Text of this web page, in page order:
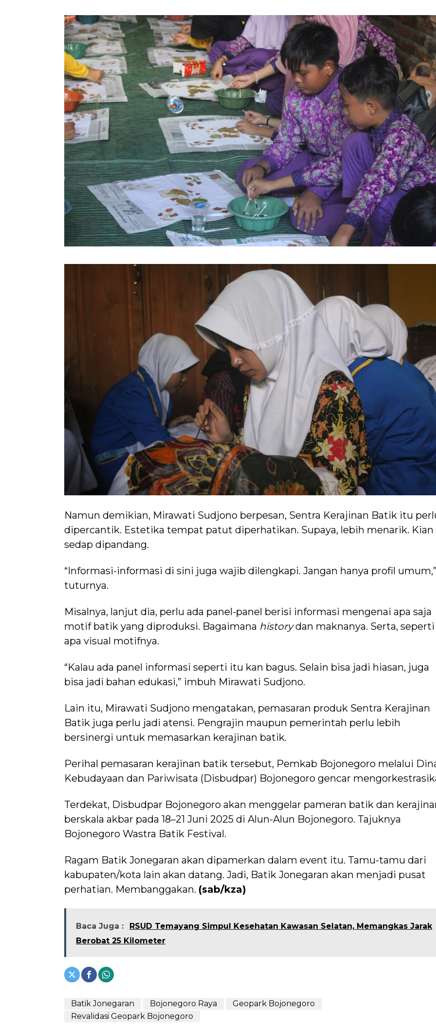
Namun demikian, Mirawati Sudjono berpesan, Sentra Kerajinan Batik itu
dipercantik. Estetika tempat patut diperhatikan. Supaya, lebih menarik. Kian
sedap dipandang.
“Informasi-informasi di sini juga wajib dilengkapi. Jangan hanya profil
tuturnya.
Misalnya, lanjut dia, perlu ada panel-panel berisi informasi mengenai apa saja
motif batik yang diproduksi. Bagaimana historydan maknanya. Serta, seperti
apa visual motifnya.
“Kalau ada panel informasi seperti itu kan bagus. Selain bisa jadi hiasan, juga
bisa jadi bahan edukasi,” imbuh Mirawati Sudjono.
Lain itu, Mirawati Sudjono mengatakan, pemasaran produk Sentra Kerajinan
Batik juga perlu jadi atensi. Pengrajin maupun pemerintah perlu lebih
bersinergi untuk memasarkan kerajinan batik.
Perihal pemasaran kerajinan batik tersebut, Pemkab Bojonegoro melalui
Kebudayaan dan Pariwisata (Disbudpar) Bojonegoro gencar
Terdekat, Disbudpar Bojonegoro akan menggelar pameran batik dan
berskala akbar pada 18–21 Juni 2025 di Alun-Alun Bojonegoro. Tajuknya
Bojonegoro Wastra Batik Festival.
Ragam Batik Jonegaran akan dipamerkan dalam event itu. Tamu-tamu dari
kabupaten/kota lain akan datang. Jadi, Batik Jonegaran akan menjadi pusat
perhatian. Membanggakan. (sab/kza)
Baca Juga :
RSUD Temayang Simpul Kesehatan Kawasan Selatan, Memangkas Jarak
Berobat 25 Kilometer
Batik Jonegaran Bojonegoro Raya
Geopark Bojonegoro
Revalidasi Geopark Bojonegoro